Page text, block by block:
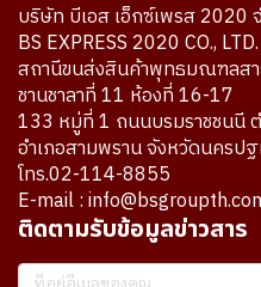
บริษัท บีเอส เอ็กซ์เพรส 2020
BS EXPRESS 2020 CO., LTD.
สถานีขนส่งสินค้าพุทธมณฑลส
ชานชาลาที่ 11 ห้องที่ 16-17
133 หมู่ที่ 1 ถนนบรมราชชนนี
อำเภอสามพราน จังหวัดนครป
โทร.02-114-8855
E-mail :
ติดตามรับข้อมูลข่าวสาร